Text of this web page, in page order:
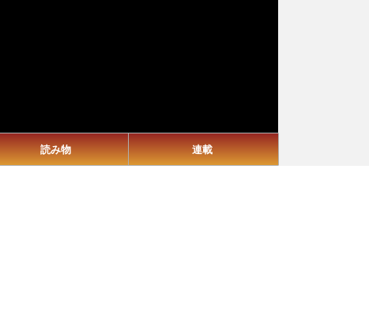
読み物 連載